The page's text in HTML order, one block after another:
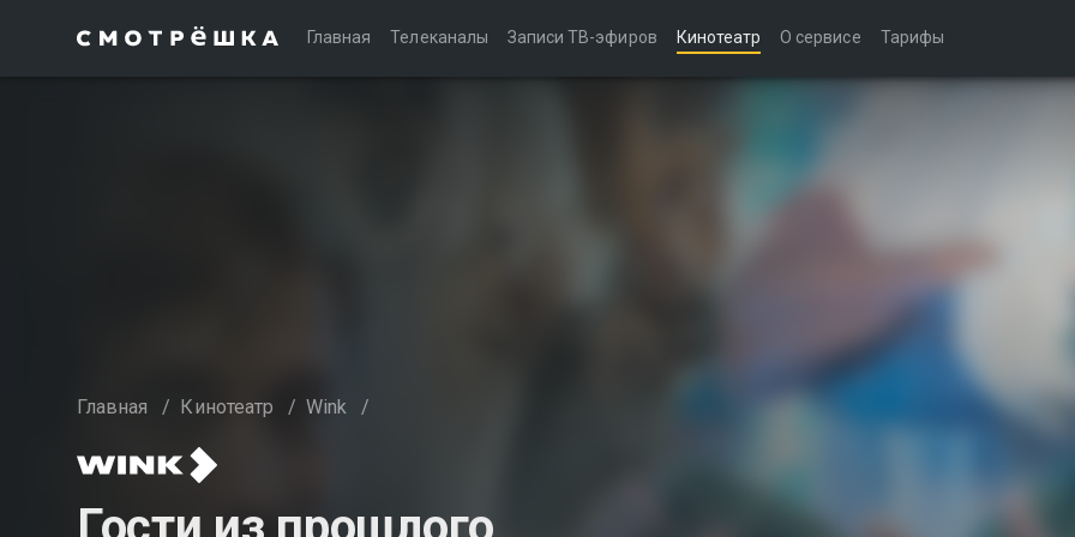
Главная Телеканалы Записи ТВ-эфиров Кинотеатр О сервисе Тарифы
Главная / Кинотеатр / Wink /